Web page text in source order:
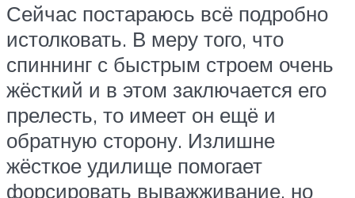
Сейчас постараюсь всё подробно
истолковать. В меру того, что
спиннинг с быстрым строем очень
жёсткий и в этом заключается его
прелесть, то имеет он ещё и
обратную сторону. Излишне
жёсткое удилище помогает
форсировать выважживание, но